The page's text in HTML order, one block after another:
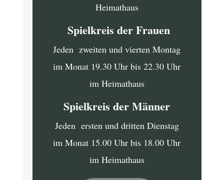
Heimathaus
Spielkreis der Frauen
Jeden zweiten und vierten Montag
im Monat 19.30 Uhr bis 22.30 Uhr
im Heimathaus
Spielkreis der Männer
Jeden ersten und dritten Dienstag
im Monat 15.00 Uhr bis 18.00 Uhr
im Heimathaus